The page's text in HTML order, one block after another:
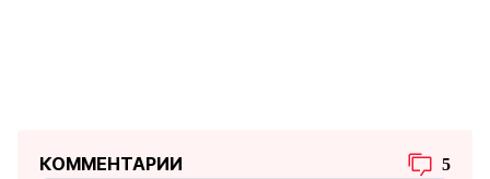
КОММЕНТАРИИ 5